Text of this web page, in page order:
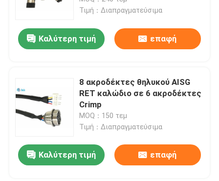
Συζευκτήρας HDMI
Συνδετήρας αυτοκινήτου
Τιμή：Διαπραγματεύσιμα
Καλύτερη τιμή επαφή
8 ακροδέκτες θηλυκού AISG
RET καλώδιο σε 6 ακροδέκτες
Crimp
MOQ：150 τεμ
Τιμή：Διαπραγματεύσιμα
Καλύτερη τιμή επαφή